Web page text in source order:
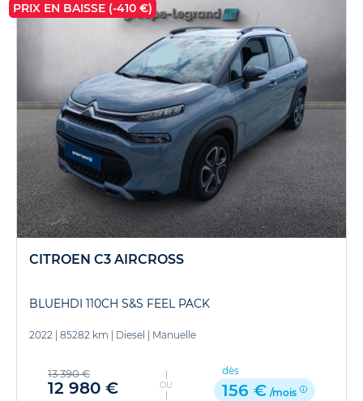
PRIX EN BAISSE (-410 €)
CITROEN C3 AIRCROSS
BLUEHDI 110CH S&S FEEL PACK
2022 85282 km Diesel Manuelle
13 390 €
12 980 € OU
dès
156 € /mois